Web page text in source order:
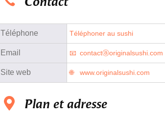
Téléphone Téléphoner au sushi
Email contactⓐoriginalsushi.com
Site web www.originalsushi.com
Plan et adresse